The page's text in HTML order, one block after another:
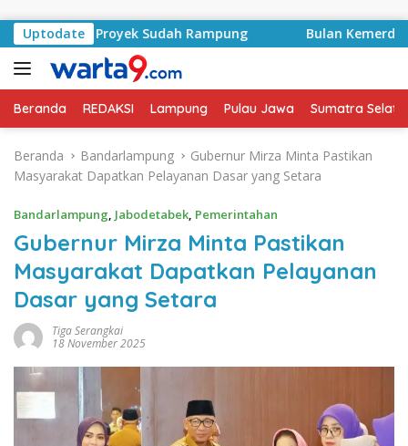
Uptodate
Proyek Sudah Rampung Bulan Kemerdekaan,
Beranda REDAKSI Lampung Pulau Jawa Sumatra
Beranda Bandarlampung
Gubernur Mirza Minta Pastikan
Masyarakat Dapatkan Pelayanan Dasar yang Setara
Bandarlampung, Jabodetabek, Pemerintahan
Gubernur Mirza Minta Pastikan
Masyarakat Dapatkan Pelayanan
Dasar yang Setara
Tiga Serangkai
18 November 2025